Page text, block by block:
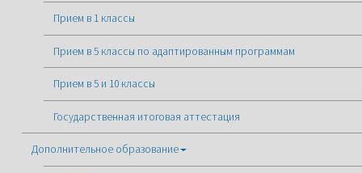
Прием в 1 классы
Прием в 5 классы по адаптированным программам
Прием в 5 и 10 классы
Государственная итоговая аттестация
Дополнительное образование